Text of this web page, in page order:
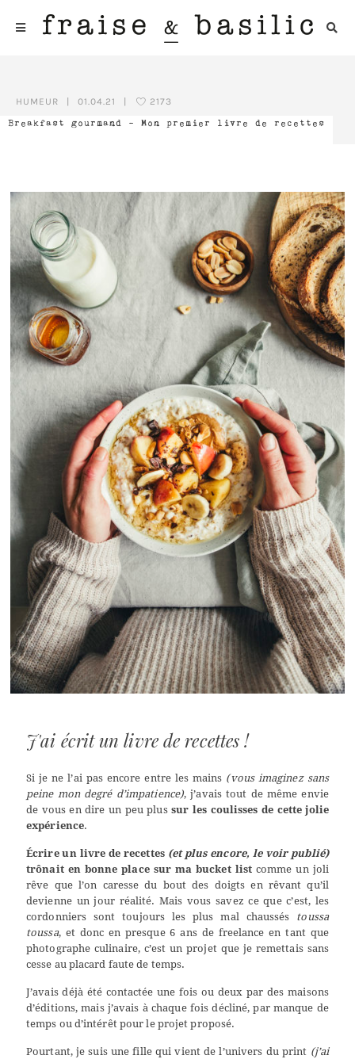
Breakfast gourmand – Mon premier livre de recettes
HUMEUR 01.04.21 2173
J'ai écrit un livre de recettes !
Si je ne l’ai pas encore entre les mains (vous imaginez sans
peine mon degré d’impatience), j’avais tout de même envie
de vous en dire un peu plussur les coulisses de cette jolie
expérience.
Écrire un livre de recettes (et plus encore, le voir publié)
trônait en bonne place sur ma bucket list comme un joli
rêve que l’on caresse du bout des doigts en rêvant qu’il
devienne un jour réalité. Mais vous savez ce que c’est, les
cordonniers sont toujours les plus mal chaussés toussa
toussa, et donc en presque 6 ans de freelance en tant que
photographe culinaire, c’est un projet que je remettais sans
cesse au placard faute de temps.
J’avais déjà été contactée une fois ou deux par des maisons
d’éditions, mais j’avais à chaque fois décliné, par manque de
temps ou d’intérêt pour le projet proposé.
Pourtant, je suis une fille qui vient de l’univers du print (j’ai